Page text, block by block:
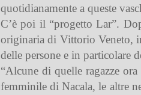
quotidianamente a queste
C’è poi il “progetto Lar”.
originaria di Vittorio Veneto,
delle persone e in particolare
“Alcune di quelle ragazze
femminile di Nacala, le altre